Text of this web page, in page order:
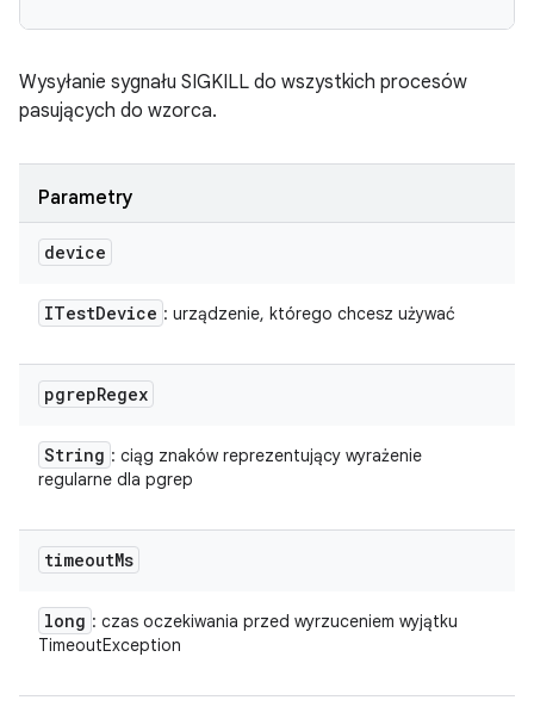
Wysyłanie sygnału SIGKILL do wszystkich procesów
pasujących do wzorca.
Parametry
device
ITestDevice : urządzenie, którego chcesz używać
pgrepRegex
String : ciąg znaków reprezentujący wyrażenie
regularne dla pgrep
timeoutMs
long : czas oczekiwania przed wyrzuceniem wyjątku
TimeoutException